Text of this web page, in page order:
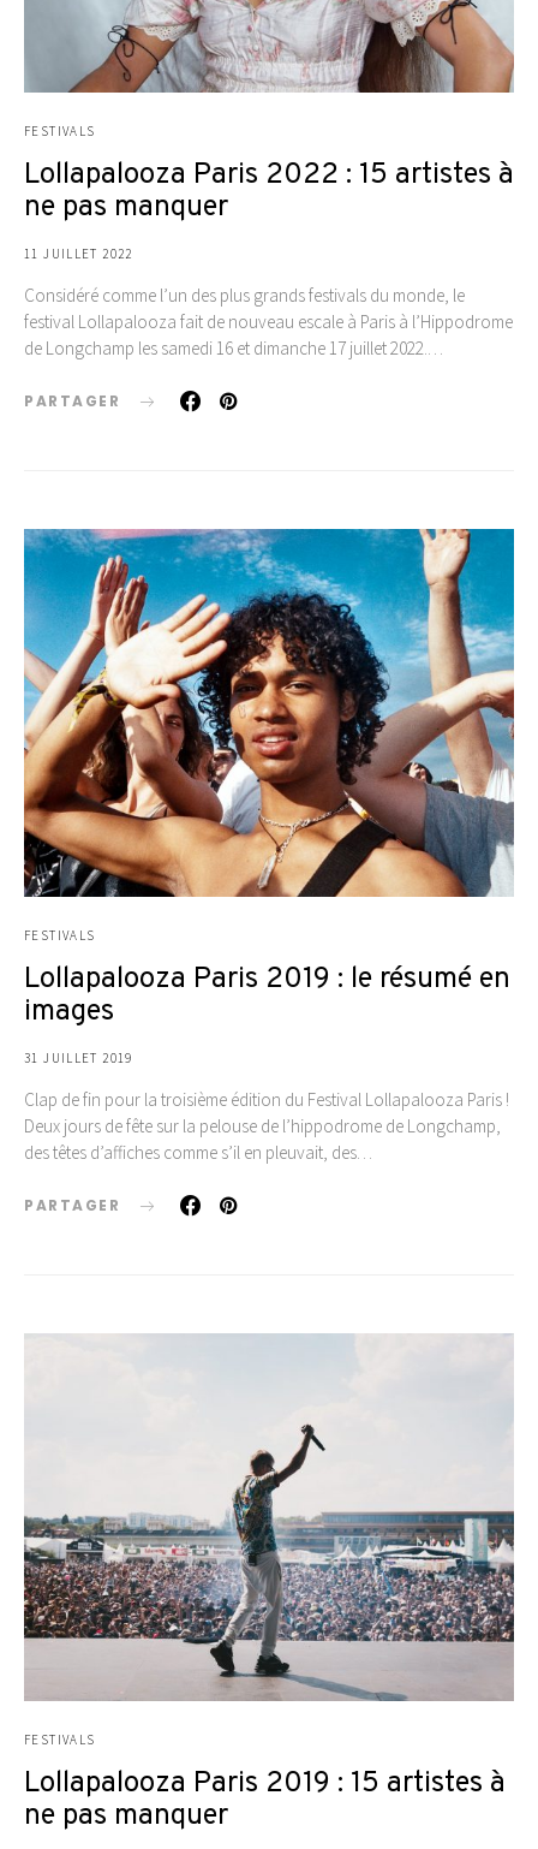
FESTIVALS
Lollapalooza Paris 2022 : 15 artistes à
ne pas manquer
11 JUILLET 2022
Considéré comme l’un des plus grands festivals du monde, le
festival Lollapalooza fait de nouveau escale à Paris à l’Hippodrome
de Longchamp les samedi 16 et dimanche 17 juillet 2022.…
PARTAGER
FESTIVALS
Lollapalooza Paris 2019 : le résumé en
images
31 JUILLET 2019
Clap de fin pour la troisième édition du Festival Lollapalooza Paris !
Deux jours de fête sur la pelouse de l’hippodrome de Longchamp,
des têtes d’affiches comme s’il en pleuvait, des…
PARTAGER
FESTIVALS
Lollapalooza Paris 2019 : 15 artistes à
ne pas manquer